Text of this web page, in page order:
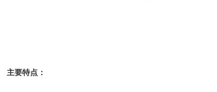
主要特点：